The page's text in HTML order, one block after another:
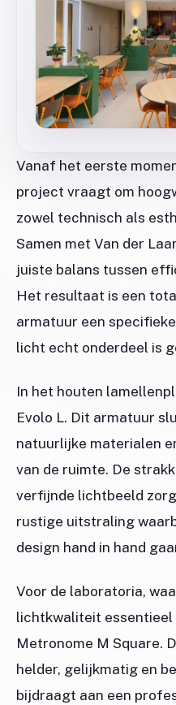
Vanaf het eerste
project vraagt om
zowel technisch als
Samen met Van der
juiste balans tussen
Het resultaat is een
armatuur een
licht echt onderdeel is
In het houten
Evolo L. Dit armatuur
natuurlijke materialen
van de ruimte. De
verfijnde lichtbeeld
rustige uitstraling
design hand in hand
Voor de laboratoria,
lichtkwaliteit essentieel
Metronome M Square.
helder, gelijkmatig en
bijdraagt aan een